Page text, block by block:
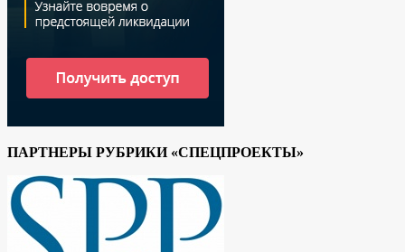
ПАРТНЕРЫ РУБРИКИ «СПЕЦПРОЕКТЫ»